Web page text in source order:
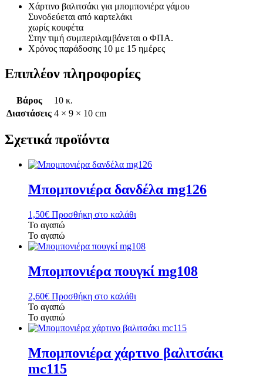
Χάρτινο βαλιτσάκι για μπομπονιέρα γάμου
Συνοδεύεται από καρτελάκι
χωρίς κουφέτα
Στην τιμή συμπεριλαμβάνεται ο ΦΠΑ.
Χρόνος παράδοσης 10 με 15 ημέρες
Επιπλέον πληροφορίες
Βάρος
10 κ.
Διαστάσεις 4 × 9 × 10 cm
Σχετικά προϊόντα
Μπομπονιέρα δανδέλα mg126
1,50€ Προσθήκη στο καλάθι
Το αγαπώ
Το αγαπώ
Μπομπονιέρα πουγκί mg108
2,60€ Προσθήκη στο καλάθι
Το αγαπώ
Το αγαπώ
Μπομπονιέρα χάρτινο βαλιτσάκι
mc115